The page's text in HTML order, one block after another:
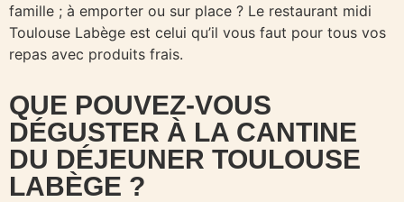
famille ; à emporter ou sur place ? Le restaurant midi
Toulouse Labège est celui qu’il vous faut pour tous vos
repas avec produits frais.
QUE POUVEZ-VOUS
DÉGUSTER À LA CANTINE
DU DÉJEUNER TOULOUSE
LABÈGE ?